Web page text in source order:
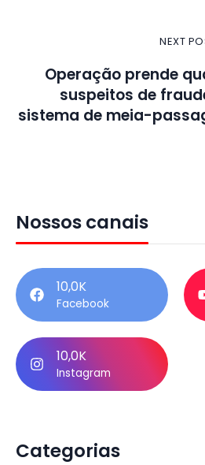
NEXT
Operação prende
suspeitos de
sistema de meia-
Nossos canais
10,0K
Facebook
10,0K
Instagram
Categorias